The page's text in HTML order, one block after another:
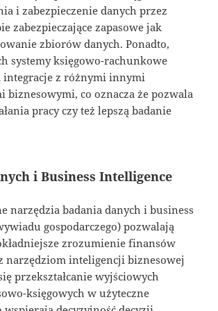
i zabezpieczenie danych przez
zabezpieczające zapasowe jak
zbiorów danych. Ponadto,
systemy księgowo-rachunkowe
integracje z różnymi innymi
biznesowymi, co oznacza że pozwala
pracy czy też lepszą badanie
i Business Intelligence
narzędzia badania danych i business
gospodarczego) pozwalają
zrozumienie finansów
narzędziom inteligencji biznesowej
przekształcanie wyjściowych
księgowych w użyteczne